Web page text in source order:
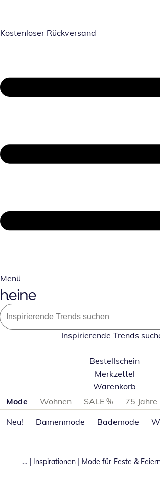
Kostenloser Rückversand
Menü
Inspirierende Trends
Bestellschein
Merkzettel
Warenkorb
Produktkategorien überspringen
Mode Wohnen SALE %
75 Jahre
Neu!
Damenmode Bademode
... | Inspirationen | Mode für Feste &